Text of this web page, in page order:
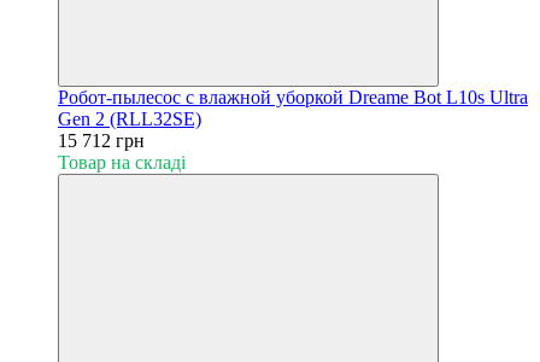
Робот-пылесос с влажной уборкой Dreame Bot L10s Ultra
Gen 2 (RLL32SE)
15 712 грн
Товар на складі